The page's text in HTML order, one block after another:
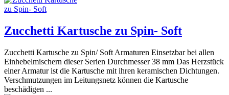
Zucchetti Kartusche zu Spin- Soft
Zucchetti Kartusche zu Spin/ Soft Armaturen Einsetzbar bei allen
Einhebelmischern dieser Serien Durchmesser 38 mm Das Herzstück
einer Armatur ist die Kartusche mit ihren keramischen Dichtungen.
Verschmutzungen im Leitungsnetz können die Kartusche
beschädigen ...